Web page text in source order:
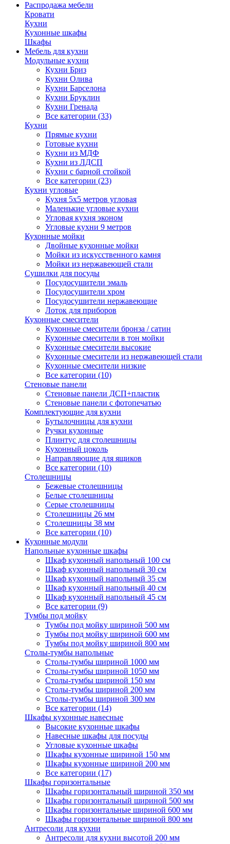
Распродажа мебели
Кровати
Кухни
Кухонные шкафы
Шкафы
Мебель для кухни
Модульные кухни
Кухни Бриз
Кухни Олива
Кухни Барселона
Кухни Бруклин
Кухни Гренада
Все категории (33)
Кухни
Прямые кухни
Готовые кухни
Кухни из МДФ
Кухни из ЛДСП
Кухни с барной стойкой
Все категории (23)
Кухни угловые
Кухня 5х5 метров угловая
Маленькие угловые кухни
Угловая кухня эконом
Угловые кухни 9 метров
Кухонные мойки
Двойные кухонные мойки
Мойки из искусственного камня
Мойки из нержавеющей стали
Сушилки для посуды
Посудосушители эмаль
Посудосушители хром
Посудосушители нержавеющие
Лоток для приборов
Кухонные смесители
Кухонные смесители бронза / сатин
Кухонные смесители в тон мойки
Кухонные смесители высокие
Кухонные смесители из нержавеющей стали
Кухонные смесители низкие
Все категории (10)
Стеновые панели
Стеновые панели ДСП+пластик
Стеновые панели с фотопечатью
Комплектующие для кухни
Бутылочницы для кухни
Ручки кухонные
Плинтус для столешницы
Кухонный цоколь
Направляющие для ящиков
Все категории (10)
Столешницы
Бежевые столешницы
Белые столешницы
Серые столешницы
Столешницы 26 мм
Столешницы 38 мм
Все категории (10)
Кухонные модули
Напольные кухонные шкафы
Шкаф кухонный напольный 100 см
Шкаф кухонный напольный 30 см
Шкаф кухонный напольный 35 см
Шкаф кухонный напольный 40 см
Шкаф кухонный напольный 45 см
Все категории (9)
Тумбы под мойку
Тумбы под мойку шириной 500 мм
Тумбы под мойку шириной 600 мм
Тумбы под мойку шириной 800 мм
Столы-тумбы напольные
Столы-тумбы шириной 1000 мм
Столы-тумбы шириной 1050 мм
Столы-тумбы шириной 150 мм
Столы-тумбы шириной 200 мм
Столы-тумбы шириной 300 мм
Все категории (14)
Шкафы кухонные навесные
Высокие кухонные шкафы
Навесные шкафы для посуды
Угловые кухонные шкафы
Шкафы кухонные шириной 150 мм
Шкафы кухонные шириной 200 мм
Все категории (17)
Шкафы горизонтальные
Шкафы горизонтальный шириной 350 мм
Шкафы горизонтальный шириной 500 мм
Шкафы горизонтальные шириной 600 мм
Шкафы горизонтальные шириной 800 мм
Антресоли для кухни
Антресоли для кухни высотой 200 мм